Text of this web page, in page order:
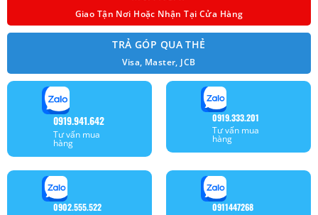
Giao Tận Nơi Hoặc Nhận Tại Cửa Hàng
TRẢ GÓP QUA THẺ
Visa, Master, JCB
0919.941.642
Tư vấn mua
hàng
0919.333.201
Tư vấn mua
hàng
0902.555.522
0911447268